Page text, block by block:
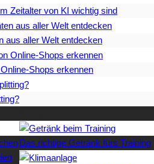
Zeitalter von KI wichtig sind
aus aller Welt entdecken
Shops erkennen
Das richtige Getränk fürs Training